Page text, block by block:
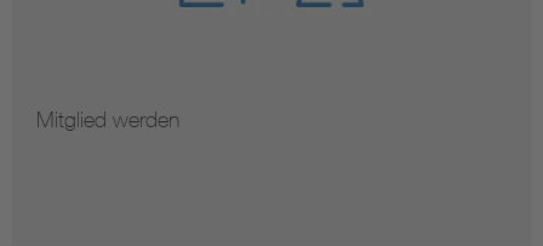
Mitglied werden